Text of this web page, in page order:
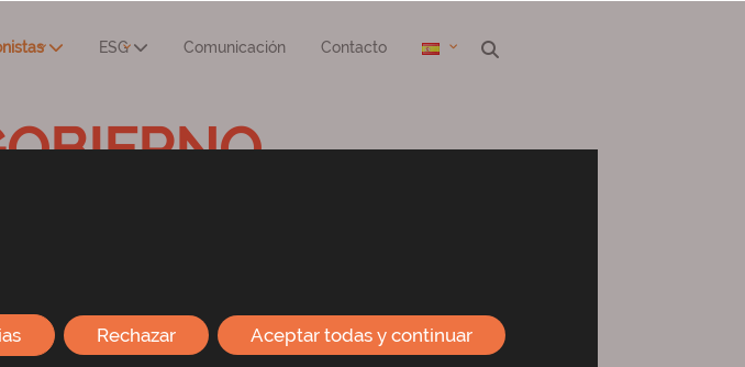
ESG Comunicación Contacto
Aceptar todas y continuar
Rechazar